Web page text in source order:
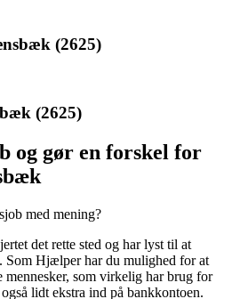
(2625)
(2625)
og gør en forskel for
med mening?
det rette sted og har lyst til at
Som Hjælper har du mulighed for at
mennesker, som virkelig har brug for
lidt ekstra ind på bankkontoen.